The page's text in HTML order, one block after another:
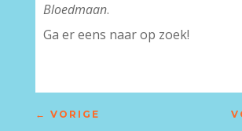
Bloedmaan.
Ga er eens naar op zoek!
← VORIGE